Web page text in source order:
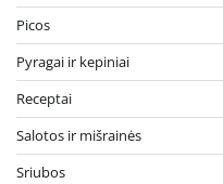
Picos
Pyragai ir kepiniai
Receptai
Salotos ir mišrainės
Sriubos